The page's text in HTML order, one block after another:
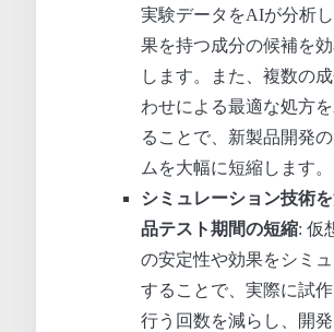
実験データをAIが分析
果を持つ成分の候補を
します。また、複数の
わせによる最適な処方
ることで、新製品開発
ムを大幅に短縮します。
シミュレーション技術
品テスト期間の短縮: 仮
の安定性や効果をシミ
することで、実際に試
行う回数を減らし、開